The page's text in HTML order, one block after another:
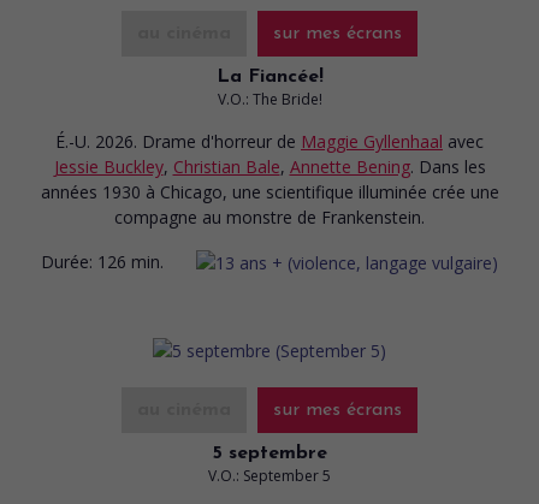
sur mes écrans
La Fiancée!
V.O.: The Bride!
É.-U. 2026. Drame d'horreur de Maggie Gyllenhaal avec
Jessie Buckley, Christian Bale, Annette Bening. Dans les
années 1930 à Chicago, une scientifique illuminée crée une
compagne au monstre de Frankenstein.
Durée: 126 min.
sur mes écrans
5 septembre
V.O.: September 5